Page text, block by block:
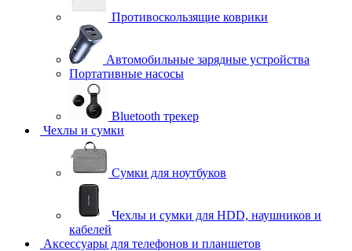
Противоскользящие коврики
Автомобильные зарядные устройства
Портативные насосы
Bluetooth трекер
Чехлы и сумки
Сумки для ноутбуков
Чехлы и сумки для HDD, наушников и
кабелей
Аксессуары для телефонов и планшетов